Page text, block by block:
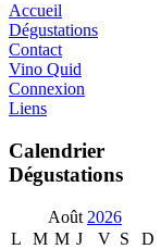
Accueil
Dégustations
Contact
Vino Quid
Connexion
Liens
Calendrier
Dégustations
Août 2026
L
M M J V S
D